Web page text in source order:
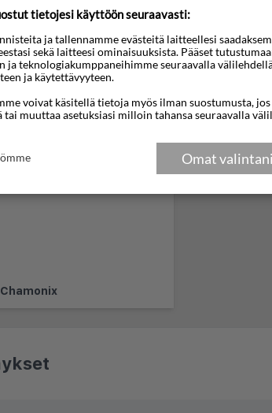
Chamonix
tietojesi käyttöön seuraavasti:
ja tallennamme evästeitä laitteellesi
sekä laitteesi ominaisuuksista. Pääset
ja teknologiakumppaneihimme seuraavalla
ja käytettävyyteen.
voivat käsitellä tietoja myös ilman suostumusta,
tai muuttaa asetuksiasi milloin tahansa seuraavalla
Omat valintani